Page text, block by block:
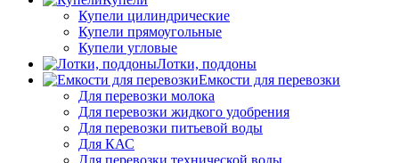
Купели цилиндрические
Купели прямоугольные
Купели угловые
Лотки, поддоны
Емкости для перевозки
Для перевозки молока
Для перевозки жидкого удобрения
Для перевозки питьевой воды
Для КАС
Для перевозки технической воды